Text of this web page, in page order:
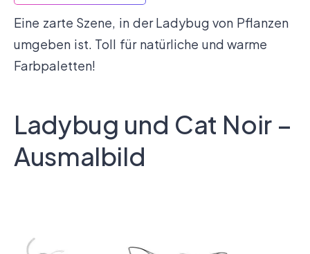
Eine zarte Szene, in der Ladybug von Pflanzen
umgeben ist. Toll für natürliche und warme
Farbpaletten!
Ladybug und Cat Noir –
Ausmalbild